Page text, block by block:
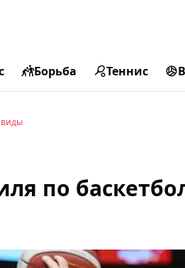
Борьба Теннис
по